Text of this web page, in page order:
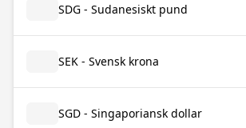
SDG - Sudanesiskt pund
SEK - Svensk krona
SGD - Singaporiansk dollar